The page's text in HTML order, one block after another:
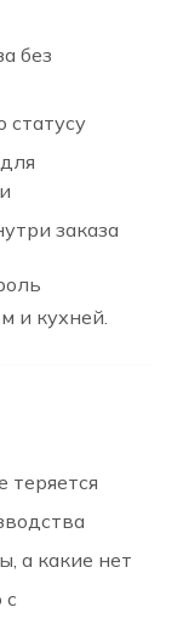
без
статусу
заказа
и кухней.
теряется
а какие нет
с